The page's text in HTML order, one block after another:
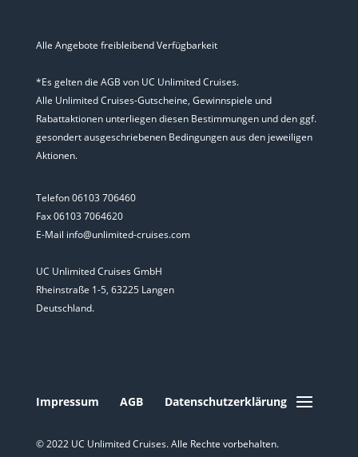
Alle Angebote freibleibend Verfügbarkeit
*Es gelten die AGB von UC Unlimited Cruises.
Alle Unlimited Cruises-Gutscheine, Gewinnspiele und
Rabattaktionen unterliegen diesen Bestimmungen und den ggf.
gesondert ausgeschriebenen Bedingungen aus den jeweiligen
Aktionen.
Telefon 06103 706460
Fax 06103 7064620
E-Mail info@unlimited-cruises.com
UC Unlimited Cruises GmbH
Rheinstraße 1-5, 63225 Langen
Deutschland.
Impressum AGB Datenschutzerklärung
© 2022 UC Unlimited Cruises. Alle Rechte vorbehalten.